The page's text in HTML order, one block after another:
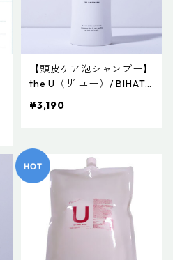
【頭皮ケア泡シャンプー】
the U（ザ ユー）/ BIHATS
ュ 400mL
¥3,190